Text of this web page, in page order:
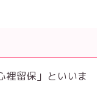
裡留保」といいま